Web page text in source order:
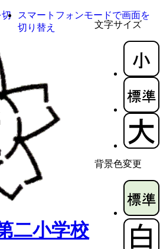
文字サイズ
背景色変更
切
スマートフォンモードで画面を
切り替え
二小学校